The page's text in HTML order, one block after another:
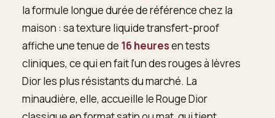
la formule longue durée de référence chez la
maison : sa texture liquide transfert-proof
affiche une tenue de 16 heuresen tests
cliniques, ce qui en fait l’un des rouges à lèvres
Dior les plus résistants du marché. La
minaudière, elle, accueille le Rouge Dior